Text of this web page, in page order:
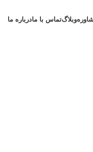
وبلاگتماس با مادرباره ما